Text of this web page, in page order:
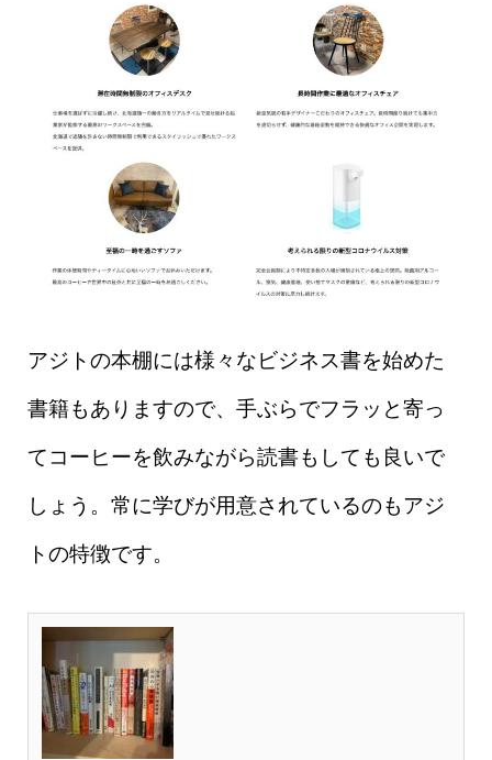
アジトの本棚には様々なビジネス書を始めた
書籍もありますので、手ぶらでフラッと寄っ
てコーヒーを飲みながら読書もしても良いで
しょう。常に学びが用意されているのもアジ
トの特徴です。